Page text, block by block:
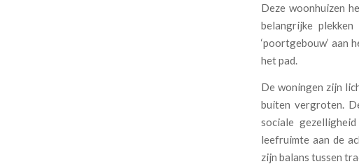
Deze woonhuizen
belangrijke
‘poortgebouw’ aan
het pad.
De woningen zijn
buiten vergroten.
sociale
leefruimte aan de
zijn balans tussen